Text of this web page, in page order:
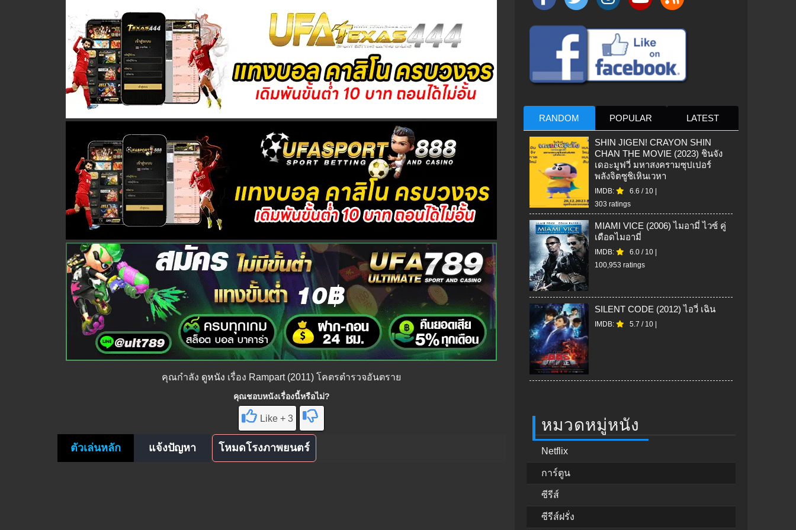
คุณกำลัง ดูหนัง เรื่อง Rampart (2011) โคตรตำรวจอันตราย
คุณชอบหนังเรื่องนี้หรือไม่?
Like + 3
ตัวเล่นหลัก แจ้งปัญหา โหมดโรงภาพยนตร์
RANDOM POPULAR LATEST
SHIN JIGEN! CRAYON SHIN
CHAN THE MOVIE (2023) ชินจัง
เดอะมูฟวี่ มหาสงครามซุปเปอร์
พลังจิตซูชิเหินเวหา
IMDB: 6.6 / 10
303 ratings
MIAMI VICE (2006) ไมอามี่ ไวซ์ คู่
เดือดไมอามี่
IMDB: 6.0 / 10
100,953 ratings
SILENT CODE (2012) ไอวี่ เฉิน
IMDB: 5.7 / 10
หมวดหมู่หนัง
Netflix
การ์ตูน
ซีรีส์
ซีรีส์ฝรั่ง